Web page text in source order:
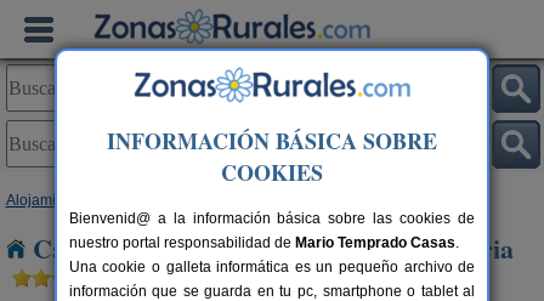
Alojamientos
Casas Rurales cerca de Torrubia de Soria
INFORMACIÓN BÁSICA SOBRE
COOKIES
Bienvenid@ a la información básica sobre las cookies de
nuestro portal responsabilidad de Mario Temprado Casas.
Una cookie o galleta informática es un pequeño archivo de
información que se guarda en tu pc, smartphone o tablet al